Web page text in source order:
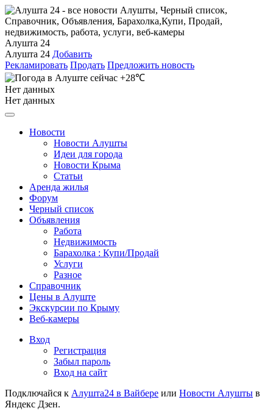
Алушта 24
Алушта 24 Добавить
Рекламировать Продать Предложить новость
+28℃
Нет данных
Нет данных
Новости
Новости Алушты
Идеи для города
Новости Крыма
Статьи
Аренда жилья
Форум
Черный список
Объявления
Работа
Недвижимость
Барахолка : Купи/Продай
Услуги
Разное
Справочник
Цены в Алуште
Экскурсии по Крыму
Веб-камеры
Вход
Регистрация
Забыл пароль
Вход на сайт
Подключайся к Алушта24 в Вайбере или Новости Алушты в
Яндекс Дзен.